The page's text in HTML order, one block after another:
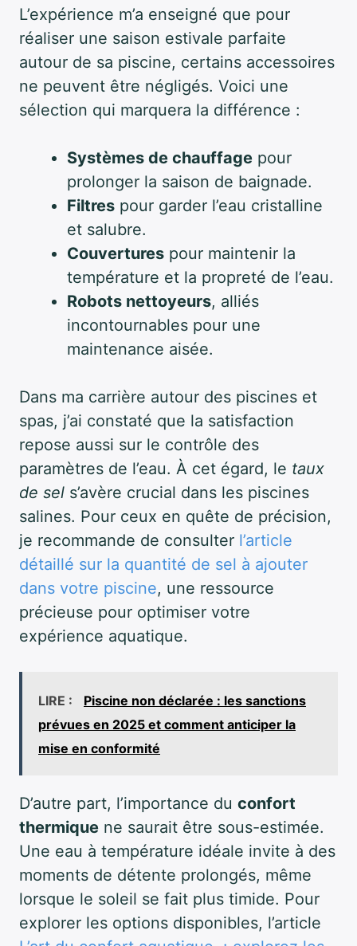
L’expérience m’a enseigné que pour
réaliser une saison estivale parfaite
autour de sa piscine, certains accessoires
ne peuvent être négligés. Voici une
sélection qui marquera la différence :
Systèmes de chauffage pour
prolonger la saison de baignade.
Filtres pour garder l’eau cristalline
et salubre.
Couvertures pour maintenir la
température et la propreté de l’eau.
Robots nettoyeurs, alliés
incontournables pour une
maintenance aisée.
Dans ma carrière autour des piscines et
spas, j’ai constaté que la satisfaction
repose aussi sur le contrôle des
paramètres de l’eau. À cet égard, le taux
de sel s’avère crucial dans les piscines
salines. Pour ceux en quête de précision,
je recommande de consulter l’article
détaillé sur la quantité de sel à ajouter
dans votre piscine, une ressource
précieuse pour optimiser votre
expérience aquatique.
LIRE :
Piscine non déclarée : les sanctions
prévues en 2025 et comment anticiper la
mise en conformité
D’autre part, l’importance du confort
thermique ne saurait être sous-estimée.
Une eau à température idéale invite à des
moments de détente prolongés, même
lorsque le soleil se fait plus timide. Pour
explorer les options disponibles, l’article